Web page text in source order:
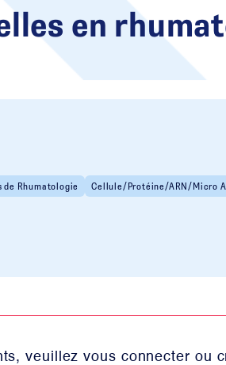
en
de Rhumatologie Cellule/Protéine/ARN/Micro
veuillez vous connecter ou